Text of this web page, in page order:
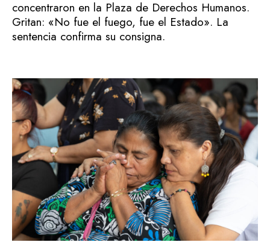
concentraron en la Plaza de Derechos Humanos.
Gritan: «No fue el fuego, fue el Estado». La
sentencia confirma su consigna.